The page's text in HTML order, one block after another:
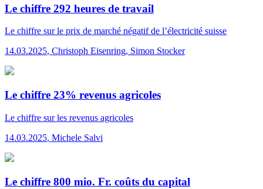
Le chiffre 292 heures de travail
Le chiffre sur le prix de marché négatif de l’électricité suisse
14.03.2025, Christoph Eisenring, Simon Stocker
Le chiffre 23% revenus agricoles
Le chiffre sur les revenus agricoles
14.03.2025, Michele Salvi
Le chiffre 800 mio. Fr. coûts du capital